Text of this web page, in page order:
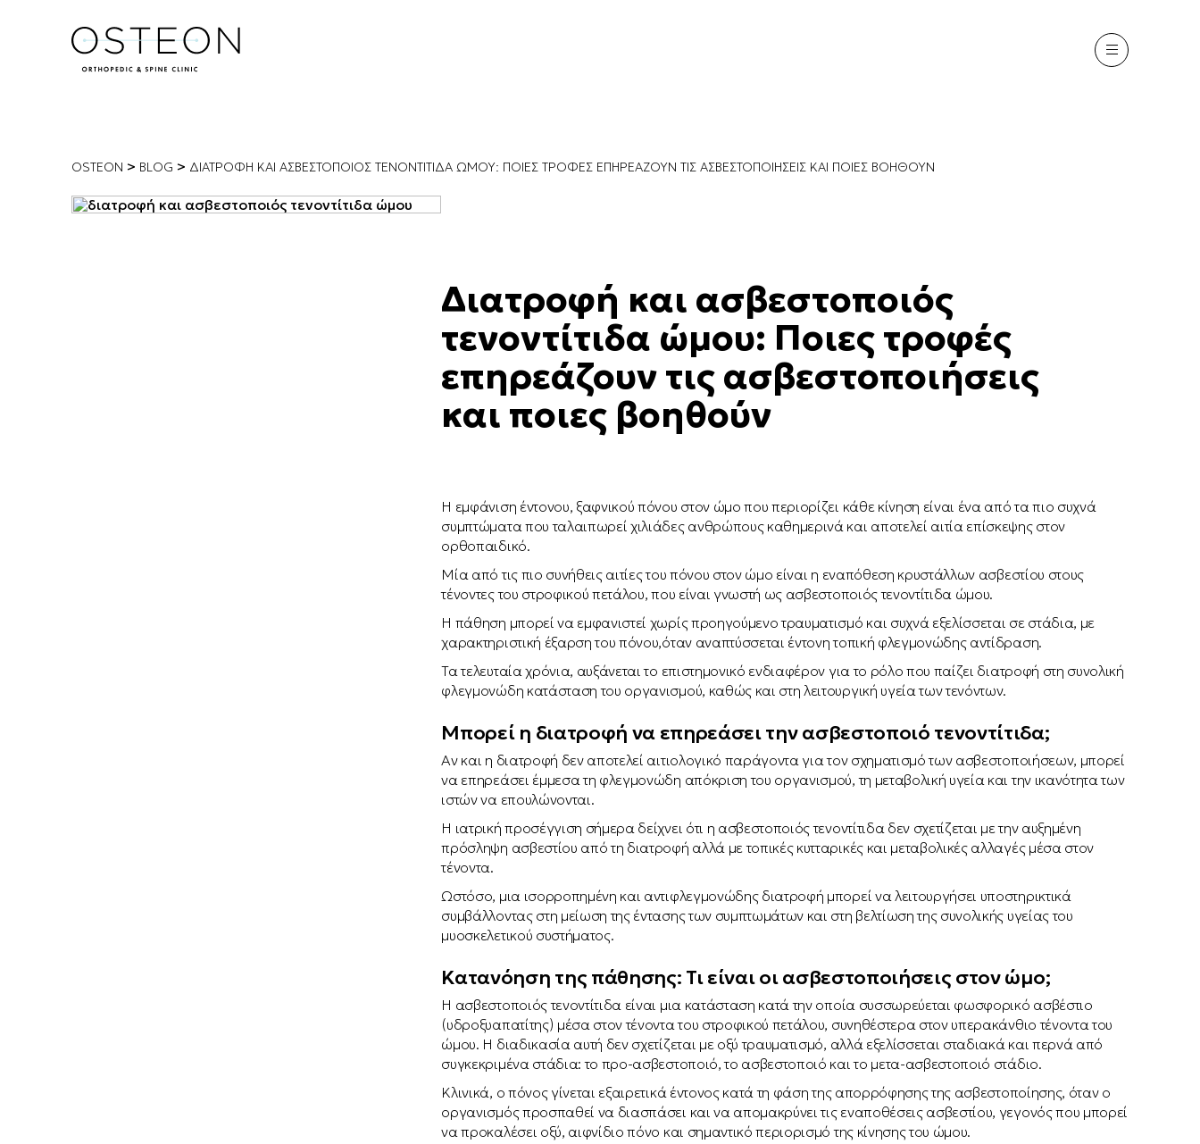
OSTEON > BLOG > ΔΙΑΤΡΟΦΉ ΚΑΙ ΑΣΒΕΣΤΟΠΟΙΌΣ ΤΕΝΟΝΤΊΤΙΔΑ ΏΜΟΥ: ΠΟΙΕΣ ΤΡΟΦΈΣ ΕΠΗΡΕΆΖΟΥΝ ΤΙΣ ΑΣΒΕΣΤΟΠΟΙΉΣΕΙΣ ΚΑΙ ΠΟΙΕΣ ΒΟΗΘΟΎΝ
Διατροφή και ασβεστοποιός
τενοντίτιδα ώμου: Ποιες τροφές
επηρεάζουν τις ασβεστοποιήσεις
και ποιες βοηθούν
Η εμφάνιση έντονου, ξαφνικού πόνου στον ώμο που περιορίζει κάθε κίνηση είναι ένα από τα πιο συχνά
συμπτώματα που ταλαιπωρεί χιλιάδες ανθρώπους καθημερινά και αποτελεί αιτία επίσκεψης στον
ορθοπαιδικό.
Μία από τις πιο συνήθεις αιτίες του πόνου στον ώμο είναι η εναπόθεση κρυστάλλων ασβεστίου στους
τένοντες του στροφικού πετάλου, που είναι γνωστή ως ασβεστοποιός τενοντίτιδα ώμου.
Η πάθηση μπορεί να εμφανιστεί χωρίς προηγούμενο τραυματισμό και συχνά εξελίσσεται σε στάδια, με
χαρακτηριστική έξαρση του πόνου,όταν αναπτύσσεται έντονη τοπική φλεγμονώδης αντίδραση.
Τα τελευταία χρόνια, αυξάνεται το επιστημονικό ενδιαφέρον για το ρόλο που παίζει διατροφή στη συνολική
φλεγμονώδη κατάσταση του οργανισμού, καθώς και στη λειτουργική υγεία των τενόντων.
Μπορεί η διατροφή να επηρεάσει την ασβεστοποιό τενοντίτιδα;
Αν και η διατροφή δεν αποτελεί αιτιολογικό παράγοντα για τον σχηματισμό των ασβεστοποιήσεων, μπορεί
να επηρεάσει έμμεσα τη φλεγμονώδη απόκριση του οργανισμού, τη μεταβολική υγεία και την ικανότητα των
ιστών να επουλώνονται.
Η ιατρική προσέγγιση σήμερα δείχνει ότι η ασβεστοποιός τενοντίτιδα δεν σχετίζεται με την αυξημένη
πρόσληψη ασβεστίου από τη διατροφή αλλά με τοπικές κυτταρικές και μεταβολικές αλλαγές μέσα στον
τένοντα.
Ωστόσο, μια ισορροπημένη και αντιφλεγμονώδης διατροφή μπορεί να λειτουργήσει υποστηρικτικά
συμβάλλοντας στη μείωση της έντασης των συμπτωμάτων και στη βελτίωση της συνολικής υγείας του
μυοσκελετικού συστήματος.
Κατανόηση της πάθησης: Τι είναι οι ασβεστοποιήσεις στον ώμο;
Η ασβεστοποιός τενοντίτιδα είναι μια κατάσταση κατά την οποία συσσωρεύεται φωσφορικό ασβέστιο
(υδροξυαπατίτης) μέσα στον τένοντα του στροφικού πετάλου, συνηθέστερα στον υπερακάνθιο τένοντα του
ώμου. Η διαδικασία αυτή δεν σχετίζεται με οξύ τραυματισμό, αλλά εξελίσσεται σταδιακά και περνά από
συγκεκριμένα στάδια: το προ-ασβεστοποιό, το ασβεστοποιό και το μετα-ασβεστοποιό στάδιο.
Κλινικά, ο πόνος γίνεται εξαιρετικά έντονος κατά τη φάση της απορρόφησης της ασβεστοποίησης, όταν ο
οργανισμός προσπαθεί να διασπάσει και να απομακρύνει τις εναποθέσεις ασβεστίου, γεγονός που μπορεί
να προκαλέσει οξύ, αιφνίδιο πόνο και σημαντικό περιορισμό της κίνησης του ώμου.